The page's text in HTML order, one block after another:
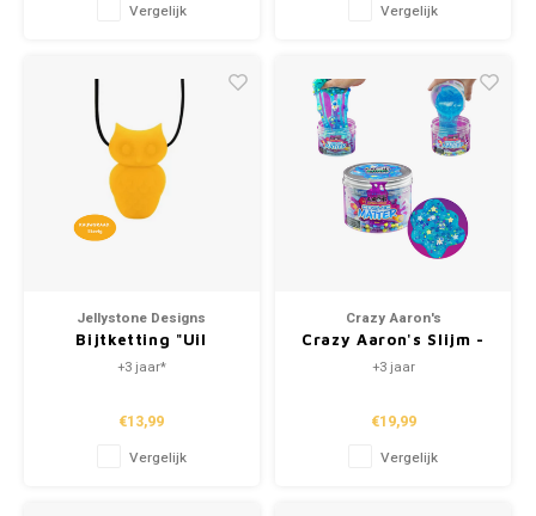
Vergelijk Vergelijk
Jellystone Designs
Bijtketting "Uil
Kanariegeel"
+3 jaar*
€13,99
Vergelijk
Crazy Aaron's
Crazy Aaron's Slijm -
Cosmic Matter
+3 jaar
€19,99
Vergelijk